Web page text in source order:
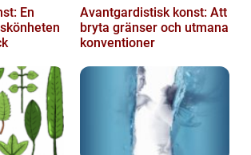
En
Avantgardistisk konst: Att
bryta gränser och utmana
konventioner